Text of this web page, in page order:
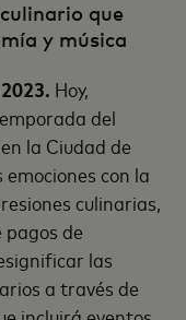
que
y música
Hoy,
del
la Ciudad de
con la
culinarias,
de
las
a través de